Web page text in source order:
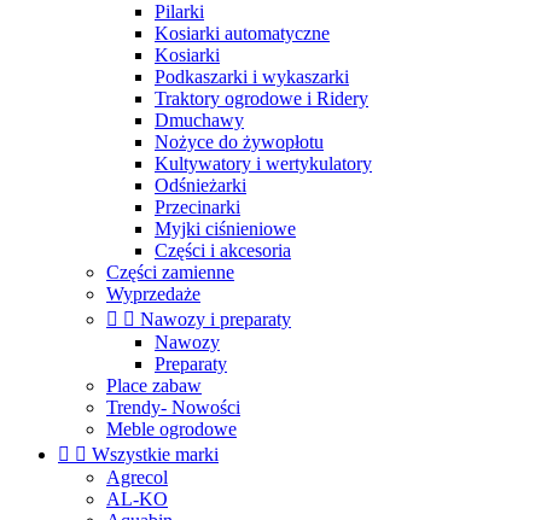
Pilarki
Kosiarki automatyczne
Kosiarki
Podkaszarki i wykaszarki
Traktory ogrodowe i Ridery
Dmuchawy
Nożyce do żywopłotu
Kultywatory i wertykulatory
Odśnieżarki
Przecinarki
Myjki ciśnieniowe
Części i akcesoria
Części zamienne
Wyprzedaże
  Nawozy i preparaty
Nawozy
Preparaty
Place zabaw
Trendy- Nowości
Meble ogrodowe
  Wszystkie marki
Agrecol
AL-KO